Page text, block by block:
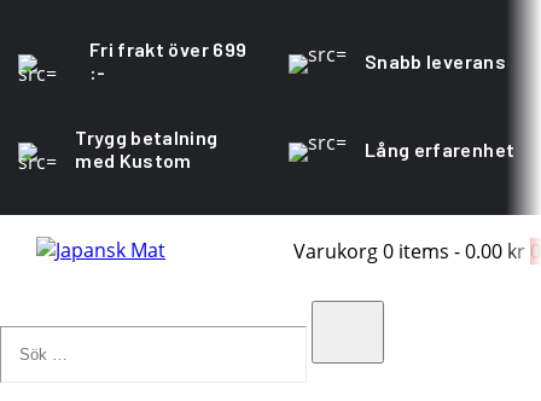
Fri frakt över 699
:-
Snabb leverans
Trygg betalning
med Kustom
Lång erfarenhet
Varukorg0 items -0.00 kr 0